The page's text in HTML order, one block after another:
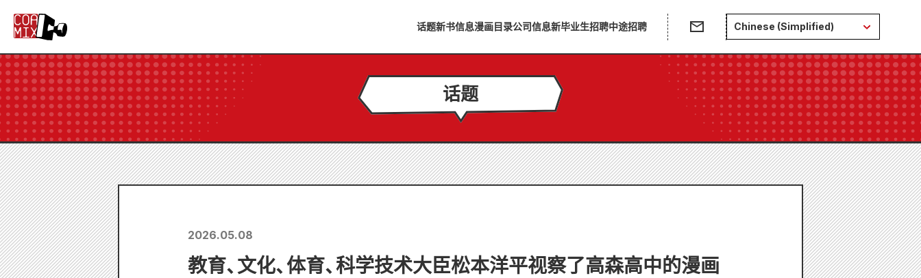
话题新书信息漫画目录公司信息新毕业生招聘中途招聘 Chinese (Simplified)
话题
2026.05.08
教育、文化、体育、科学技术大臣松本洋平视察了高森高中的漫画